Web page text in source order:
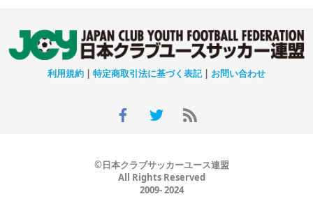
利用規約 | 特定商取引法に基づく表記| お問い合わせ
©日本クラブサッカーユース連盟
All Rights Reserved
2009- 2024